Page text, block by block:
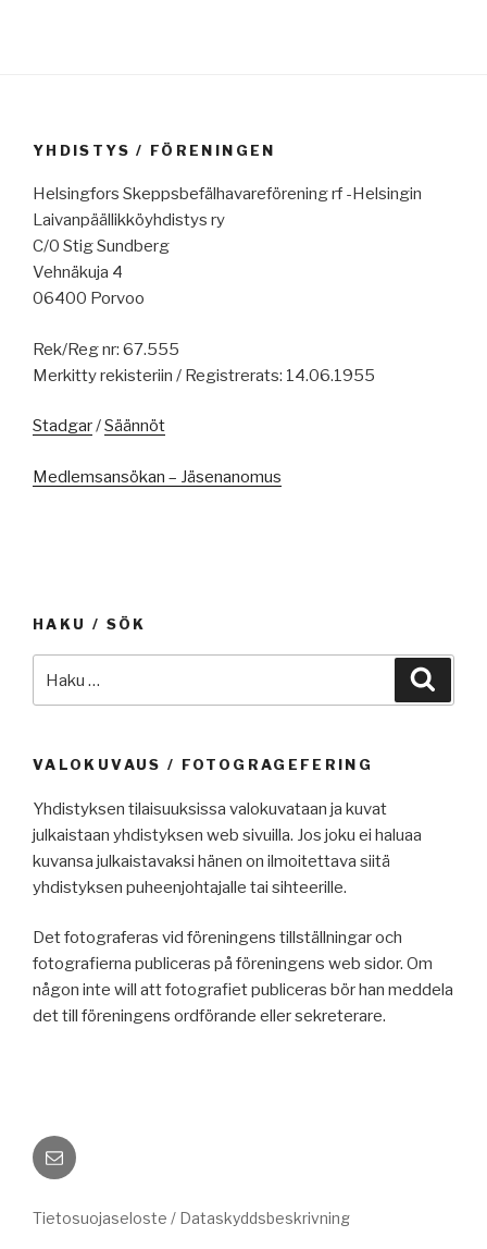
YHDISTYS / FÖRENINGEN
Helsingfors Skeppsbefälhavareförening rf -Helsingin
Laivanpäällikköyhdistys ry
C/0 Stig Sundberg
Vehnäkuja 4
06400 Porvoo
Rek/Reg nr: 67.555
Merkitty rekisteriin / Registrerats: 14.06.1955
Stadgar/Säännöt
Medlemsansökan – Jäsenanomus
HAKU / SÖK
VALOKUVAUS / FOTOGRAGEFERING
Yhdistyksen tilaisuuksissa valokuvataan ja kuvat
julkaistaan yhdistyksen web sivuilla. Jos joku ei haluaa
kuvansa julkaistavaksi hänen on ilmoitettava siitä
yhdistyksen puheenjohtajalle tai sihteerille.
Det fotograferas vid föreningens tillställningar och
fotografierna publiceras på föreningens web sidor. Om
någon inte will att fotografiet publiceras bör han meddela
det till föreningens ordförande eller sekreterare.
Sähköposti
Tietosuojaseloste / Dataskyddsbeskrivning